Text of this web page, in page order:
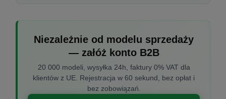
Niezależnie od modelu sprzedaży
— załóż konto B2B
20 000 modeli, wysyłka 24h, faktury 0% VAT dla
klientów z UE. Rejestracja w 60 sekund, bez opłat i
bez zobowiązań.